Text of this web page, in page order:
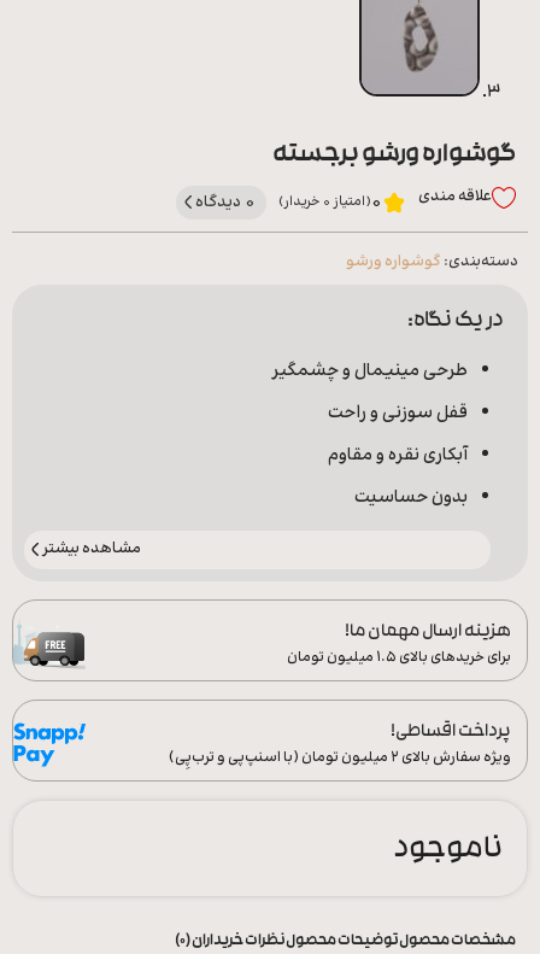
گوشواره ورشو برجسته
علاقه‌ مندی 0(امتیاز 0 خریدار) 0 دیدگاه
دسته‌بندی: گوشواره ورشو
در یک نگاه:
طرحی مینیمال و چشمگیر
قفل سوزنی و راحت
آبکاری نقره و مقاوم
بدون حساسیت
مشاهده بیشتر
هزینه ارسال مهمان ما!
برای خریدهای بالای ۱.۵ میلیون تومان
پرداخت اقساطی!
ویژه سفارش‌ بالای ۲ میلیون تومان (با اسنپ‌پی و ترب‌پِی)
ناموجود
مشخصات محصولتوضیحات محصولنظرات خریداران (0)